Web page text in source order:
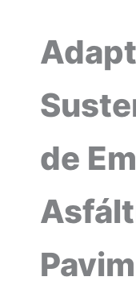
de